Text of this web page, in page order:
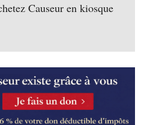
Causeur en kiosque